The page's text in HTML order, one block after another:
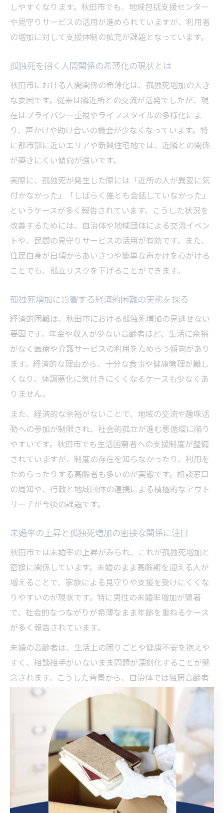
しやすくなります。秋田市でも、地域包括支援センター
や見守りサービスの活用が進められていますが、利用者
の増加に対して支援体制の拡充が課題となっています。
孤独死を招く人間関係の希薄化の現状とは
秋田市における人間関係の希薄化は、孤独死増加の大き
な要因です。従来は隣近所との交流が活発でしたが、現
在はプライバシー重視やライフスタイルの多様化によ
り、声かけや助け合いの機会が少なくなっています。特
に都市部に近いエリアや新興住宅地では、近隣との関係
が築きにくい傾向が強いです。
実際に、孤独死が発生した際には「近所の人が異変に気
付かなかった」「しばらく誰とも会話していなかった」
というケースが多く報告されています。こうした状況を
改善するためには、自治体や地域団体による交流イベン
トや、民間の見守りサービスの活用が有効です。また、
住民自身が日頃からあいさつや簡単な声かけを心がける
ことでも、孤立リスクを下げることができます。
孤独死増加に影響する経済的困難の実態を探る
経済的困難は、秋田市における孤独死増加の見逃せない
要因です。年金や収入が少ない高齢者ほど、生活に余裕
がなく医療や介護サービスの利用をためらう傾向があり
ます。経済的な理由から、十分な食事や健康管理が難し
くなり、体調悪化に気付きにくくなるケースも少なくあ
りません。
また、経済的な余裕がないことで、地域の交流や趣味活
動への参加が制限され、社会的孤立が進む悪循環に陥り
やすいです。秋田市でも生活困窮者への支援制度が整備
されていますが、制度の存在を知らなかったり、利用を
ためらったりする高齢者も多いのが実態です。相談窓口
の周知や、行政と地域団体の連携による積極的なアウト
リーチが今後の課題です。
未婚率の上昇と孤独死増加の密接な関係に注目
秋田市では未婚率の上昇がみられ、これが孤独死増加と
密接に関係しています。未婚のまま高齢期を迎える人が
増えることで、家族による見守りや支援を受けにくくな
りやすいのが現状です。特に男性の未婚率増加が顕著
で、社会的なつながりが希薄なまま年齢を重ねるケース
が多く報告されています。
未婚の高齢者は、生活上の困りごとや健康不安を抱えや
すく、相談相手がいないまま問題が深刻化することが懸
念されます。こうした背景から、自治体では独居高齢者
や未婚高齢者向けの見守り活動やサポート体制の強化が
求められています。本人の自覚や周囲の積極的な関わり
が、孤独死予防には不可欠です。
高齢化と暮らしの変化が招く孤立
リスクの正体